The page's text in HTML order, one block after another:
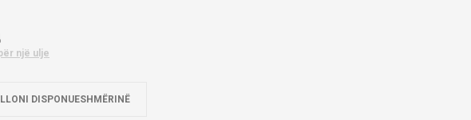
një ulje
DISPONUESHMËRINË